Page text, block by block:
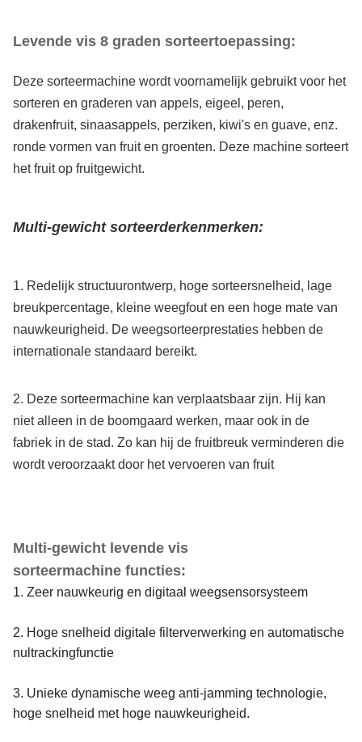
Levende vis 8 graden sorteertoepassing:
Deze sorteermachine wordt voornamelijk gebruikt voor het
sorteren en graderen van appels, eigeel, peren,
drakenfruit, sinaasappels, perziken, kiwi's en guave, enz.
ronde vormen van fruit en groenten. Deze machine sorteert
het fruit op fruitgewicht.
Multi-gewicht sorteerderkenmerken:
1. Redelijk structuurontwerp, hoge sorteersnelheid, lage
breukpercentage, kleine weegfout en een hoge mate van
nauwkeurigheid. De weegsorteerprestaties hebben de
internationale standaard bereikt.
2. Deze sorteermachine kan verplaatsbaar zijn. Hij kan
niet alleen in de boomgaard werken, maar ook in de
fabriek in de stad. Zo kan hij de fruitbreuk verminderen die
wordt veroorzaakt door het vervoeren van fruit
Multi-gewicht levende vis
sorteermachine functies:
1. Zeer nauwkeurig en digitaal weegsensorsysteem
2. Hoge snelheid digitale filterverwerking en automatische
nultrackingfunctie
3. Unieke dynamische weeg anti-jamming technologie,
hoge snelheid met hoge nauwkeurigheid.